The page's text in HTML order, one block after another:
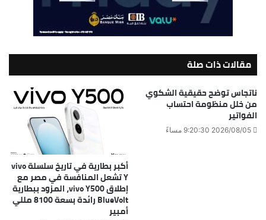
مقالات ذات صلة
ناتجاس توضح حقيقية الشكوي
من خلل منظومة احتساب
الفواتير
2026/08/05 9:20:30 مساءً
أكبر بطارية في تاريخ سلسلة vivo
Y تشعل المنافسة في مصر مع
إطلاق vivo Y500، المزود ببطارية
BlueVolt رائدة بسعة 8100 مللي
أمبير